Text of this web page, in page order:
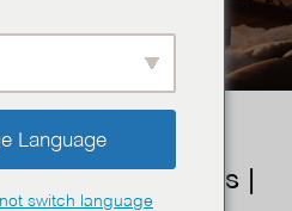
de pizza
| pizza | carnes |
Language
switch language